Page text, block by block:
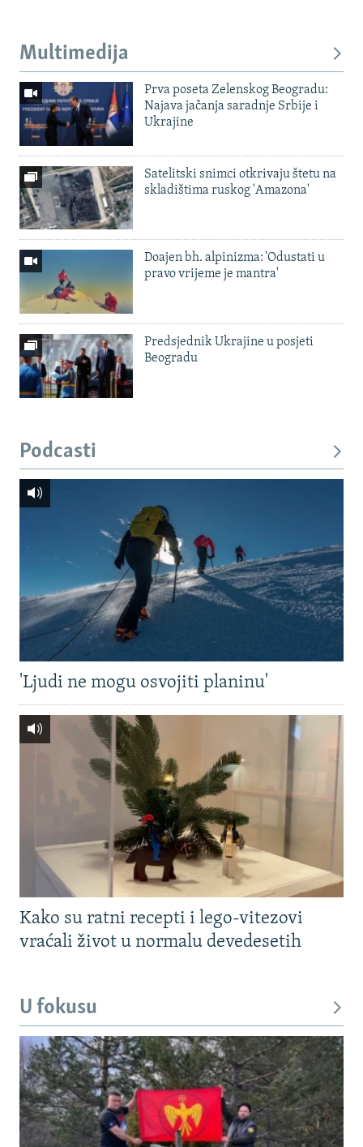
Multimedija
Prva poseta Zelenskog Beogradu:
Najava jačanja saradnje Srbije i
Ukrajine
Satelitski snimci otkrivaju štetu na
skladištima ruskog 'Amazona'
Doajen bh. alpinizma: 'Odustati u
pravo vrijeme je mantra'
Predsjednik Ukrajine u posjeti
Beogradu
Podcasti
'Ljudi ne mogu osvojiti planinu'
Kako su ratni recepti i lego-vitezovi
vraćali život u normalu devedesetih
U fokusu